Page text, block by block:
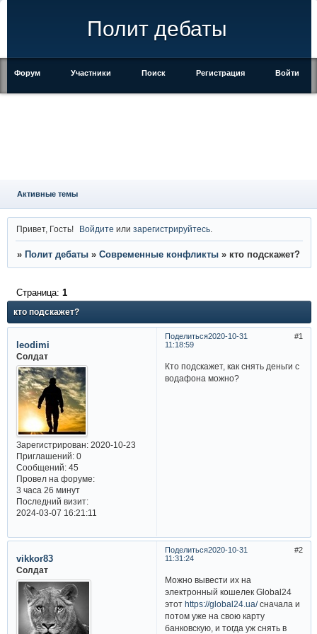
Полит дебаты
Форум Участники Поиск Регистрация Войти
Активные темы
Привет, Гость! Войдите илизарегистрируйтесь
» Полит дебаты » Современные конфликты » кто подскажет?
кто подскажет?
Страница: 1
Поделиться 1
2020-10-31
11:18:59
leodimi
Солдат
Зарегистрирован: 2020-10-23
Приглашений:0
Сообщений:45
Провел на форуме:
3 часа 26 минут
Последний визит:
2024-03-07 16:21:11
Кто подскажет, как снять деньги с
водафона можно?
Поделиться 2
2020-10-31
11:31:24
vikkor83
Солдат
Можно вывести их на
электронный кошелек Global24
этотhttps://global24.ua/сначала и
потом уже на свою карту
банковскую, и тогда уж снять в